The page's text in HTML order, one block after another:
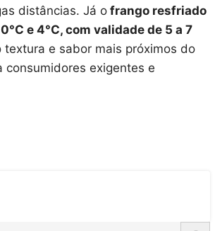
distâncias. Já ofrango resfriado
e 4°C, com validade de 5 a 7
textura e sabor mais próximos do
consumidores exigentes e